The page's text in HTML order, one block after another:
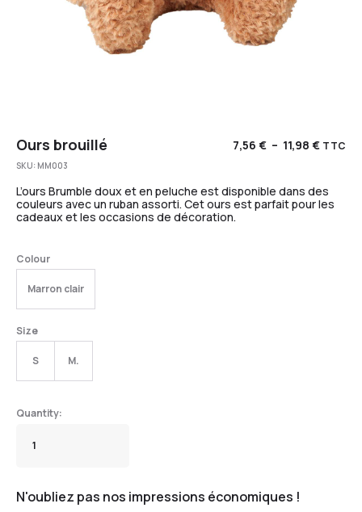
Ours brouillé 7,56 € – 11,98 € TTC
SKU: MM003
L’ours Brumble doux et en peluche est disponible dans des
couleurs avec un ruban assorti. Cet ours est parfait pour les
cadeaux et les occasions de décoration.
Colour
Marron clair
Size
S M.
N'oubliez pas nos impressions économiques !